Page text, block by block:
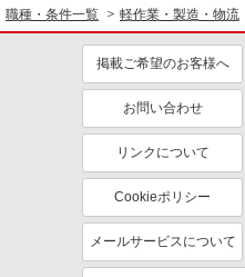
職種・条件一覧 軽作業・製造・物流
掲載ご希望のお客様へ
お問い合わせ
リンクについて
Cookieポリシー
メールサービスについて